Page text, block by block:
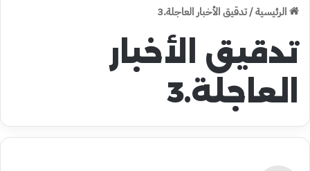
الرئيسية/تدقيق الأخبار العاجلة.3
تدقيق الأخبار
العاجلة.3